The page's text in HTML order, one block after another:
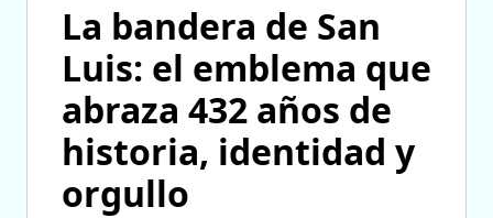
La bandera de San
Luis: el emblema que
abraza 432 años de
historia, identidad y
orgullo